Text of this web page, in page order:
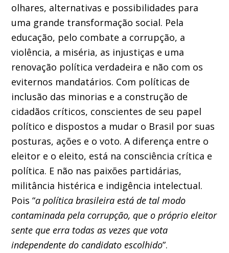
olhares, alternativas e possibilidades para
uma grande transformação social. Pela
educação, pelo combate a corrupção, a
violência, a miséria, as injustiças e uma
renovação política verdadeira e não com os
eviternos mandatários. Com políticas de
inclusão das minorias e a construção de
cidadãos críticos, conscientes de seu papel
político e dispostos a mudar o Brasil por suas
posturas, ações e o voto. A diferença entre o
eleitor e o eleito, está na consciência crítica e
política. E não nas paixões partidárias,
militância histérica e indigência intelectual.
Pois “a política brasileira está de tal modo
contaminada pela corrupção, que o próprio eleitor
sente que erra todas as vezes que vota
independente do candidato escolhido”.